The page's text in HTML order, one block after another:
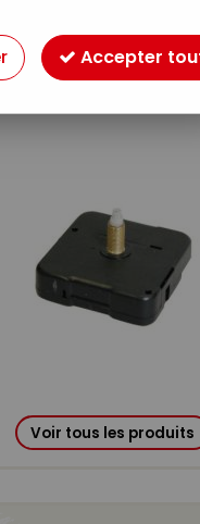
HORLOGERIE
Voir tous les produits
Accepter